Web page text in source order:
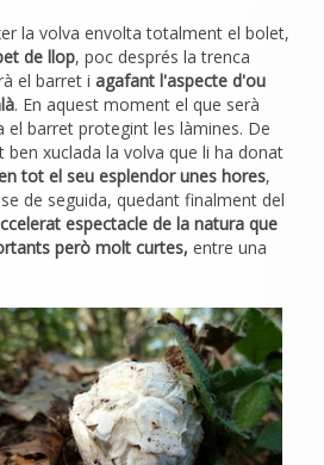
la volva envolta totalment el bolet,
de llop, poc després la trenca
el barret i agafant l'aspecte d'ou
. En aquest moment el que serà
barret protegint les làmines. De
ben xuclada la volva que li ha donat
tot el seu esplendor unes hores,
de seguida, quedant finalment del
espectacle de la natura que
però molt curtes, entre una